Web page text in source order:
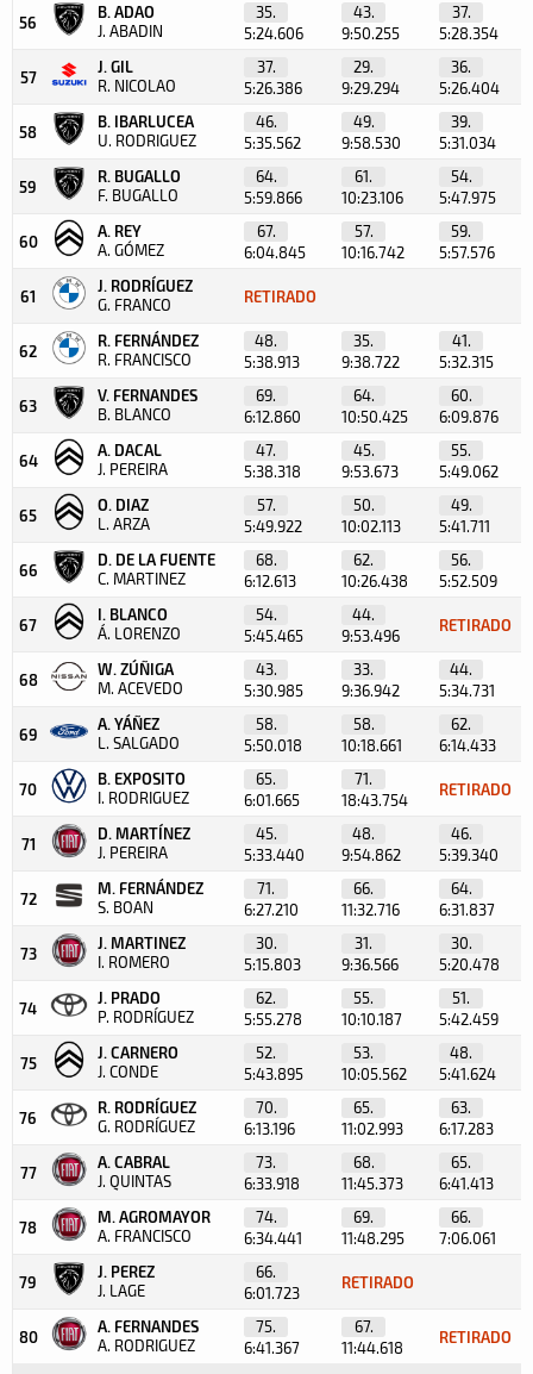
56
B. ADAO
J. ABADIN
35.
5:24.606
43.
9:50.255
37.
5:28.354
57
J. GIL
R. NICOLAO
37.
5:26.386
29.
9:29.294
36.
5:26.404
58
B. IBARLUCEA
U. RODRIGUEZ
46.
5:35.562
49.
9:58.530
39.
5:31.034
59
R. BUGALLO
F. BUGALLO
64.
5:59.866
61.
10:23.106
54.
5:47.975
60
A. REY
A. GÓMEZ
67.
6:04.845
57.
10:16.742
59.
5:57.576
61
J. RODRÍGUEZ
G. FRANCO RETIRADO
62
R. FERNÁNDEZ
R. FRANCISCO
48.
5:38.913
35.
9:38.722
41.
5:32.315
63
V. FERNANDES
B. BLANCO
69.
6:12.860
64.
10:50.425
60.
6:09.876
64
A. DACAL
J. PEREIRA
47.
5:38.318
45.
9:53.673
55.
5:49.062
65
O. DIAZ
L. ARZA
57.
5:49.922
50.
10:02.113
49.
5:41.711
66
D. DE LA FUENTE
C. MARTINEZ
68.
6:12.613
62.
10:26.438
56.
5:52.509
67
I. BLANCO
Á. LORENZO
54.
5:45.465
44.
9:53.496
RETIRADO
68
W. ZÚÑIGA
M. ACEVEDO
43.
5:30.985
33.
9:36.942
44.
5:34.731
69
A. YÁÑEZ
L. SALGADO
58.
5:50.018
58.
10:18.661
62.
6:14.433
70
B. EXPOSITO
I. RODRIGUEZ
65.
6:01.665
71.
18:43.754
RETIRADO
71
D. MARTÍNEZ
J. PEREIRA
45.
5:33.440
48.
9:54.862
46.
5:39.340
72
M. FERNÁNDEZ
S. BOAN
71.
6:27.210
66.
11:32.716
64.
6:31.837
73
J. MARTINEZ
I. ROMERO
30.
5:15.803
31.
9:36.566
30.
5:20.478
74
J. PRADO
P. RODRÍGUEZ
62.
5:55.278
55.
10:10.187
51.
5:42.459
75
J. CARNERO
J. CONDE
52.
5:43.895
53.
10:05.562
48.
5:41.624
76
R. RODRÍGUEZ
G. RODRÍGUEZ
70.
6:13.196
65.
11:02.993
63.
6:17.283
77
A. CABRAL
J. QUINTAS
73.
6:33.918
68.
11:45.373
65.
6:41.413
78
M. AGROMAYOR
A. FRANCISCO
74.
6:34.441
69.
11:48.295
66.
7:06.061
79
J. PEREZ
J. LAGE
66.
6:01.723
RETIRADO
80
A. FERNANDES
A. RODRIGUEZ
75.
6:41.367
67.
11:44.618
RETIRADO